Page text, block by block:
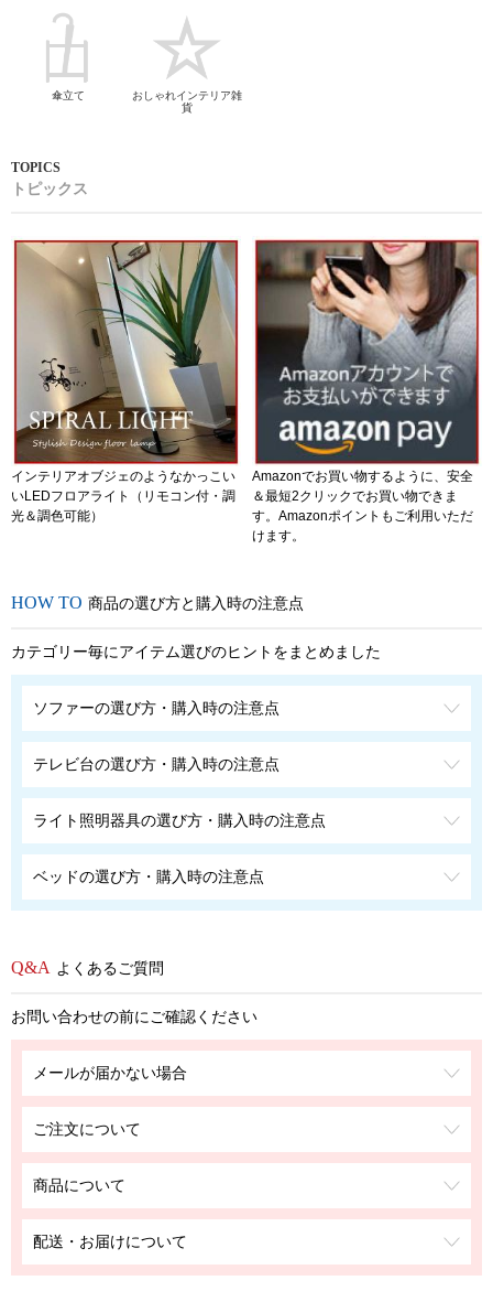
傘立て
おしゃれインテリア雑
貨
トピックス
インテリアオブジェのようなかっこい
いLEDフロアライト（リモコン付・調
光＆調色可能）
Amazonでお買い物するように、安全
＆最短2クリックでお買い物できま
す。Amazonポイントもご利用いただ
けます。
商品の選び方と購入時の注意点
カテゴリー毎にアイテム選びのヒントをまとめました
ソファーの選び方・購入時の注意点
テレビ台の選び方・購入時の注意点
ライト照明器具の選び方・購入時の注意点
ベッドの選び方・購入時の注意点
よくあるご質問
お問い合わせの前にご確認ください
メールが届かない場合
ご注文について
商品について
配送・お届けについて